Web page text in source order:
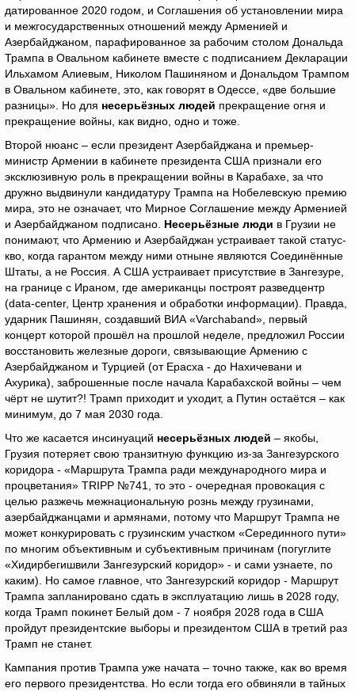
датированное 2020 годом, и Соглашения об установлении мира
и межгосударственных отношений между Арменией и
Азербайджаном, парафированное за рабочим столом Дональда
Трампа в Овальном кабинете вместе с подписанием Декларации
Ильхамом Алиевым, Николом Пашиняном и Дональдом Трампом
в Овальном кабинете, это, как говорят в Одессе, «две большие
разницы». Но для несерьёзных людей прекращение огня и
прекращение войны, как видно, одно и тоже.
Второй нюанс – если президент Азербайджана и премьер-
министр Армении в кабинете президента США признали его
эксклюзивную роль в прекращении войны в Карабахе, за что
дружно выдвинули кандидатуру Трампа на Нобелевскую премию
мира, это не означает, что Мирное Соглашение между Арменией
и Азербайджаном подписано. Несерьёзные люди в Грузии не
понимают, что Армению и Азербайджан устраивает такой статус-
кво, когда гарантом между ними отныне являются Соединённые
Штаты, а не Россия. А США устраивает присутствие в Зангезуре,
на границе с Ираном, где американцы построят разведцентр
(data-center, Центр хранения и обработки информации). Правда,
ударник Пашинян, создавший ВИА «Varchaband», первый
концерт которой прошёл на прошлой неделе, предложил России
восстановить железные дороги, связывающие Армению с
Азербайджаном и Турцией (от Ерасха - до Нахичевани и
Ахурика), заброшенные после начала Карабахской войны – чем
чёрт не шутит?! Трамп приходит и уходит, а Путин остаётся – как
минимум, до 7 мая 2030 года.
Что же касается инсинуаций несерьёзных людей – якобы,
Грузия потеряет свою транзитную функцию из-за Зангезурского
коридора - «Маршрута Трампа ради международного мира и
процветания» TRIPP №741, то это - очередная провокация с
целью разжечь межнациональную рознь между грузинами,
азербайджанцами и армянами, потому что Маршрут Трампа не
может конкурировать с грузинским участком «Серединного пути»
по многим объективным и субъективным причинам (погуглите
«Хидирбегишвили Зангезурский коридор» - и сами узнаете, по
каким). Но самое главное, что Зангезурский коридор - Маршрут
Трампа запланировано сдать в эксплуатацию лишь в 2028 году,
когда Трамп покинет Белый дом - 7 ноября 2028 года в США
пройдут президентские выборы и президентом США в третий раз
Трамп не станет.
Кампания против Трампа уже начата – точно также, как во время
его первого президентства. Но если тогда его обвиняли в тайных